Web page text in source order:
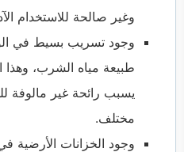
وغير صالحة للاستخدام
وجود تسريب بسيط في
طبيعة مياه الشرب،
يسبب رائحة غير مالوفة
مختلف.
وجود الخزانات